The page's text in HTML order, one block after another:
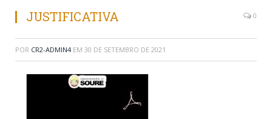
JUSTIFICATIVA 0
POR CR2-ADMIN4 EM 30 DE SETEMBRO DE 2021